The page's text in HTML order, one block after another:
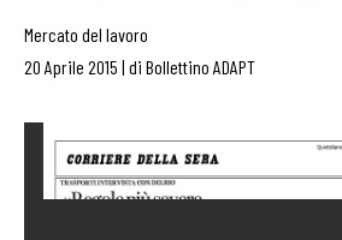
Mercato del lavoro
20 Aprile 2015 | di Bollettino ADAPT